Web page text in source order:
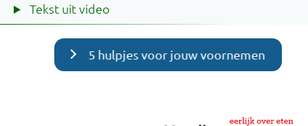
Tekst uit video
5 hulpjes voor jouw voornemen